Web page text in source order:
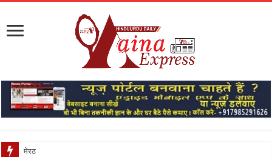
मेरठ में आज मौसम रहेगा सुह